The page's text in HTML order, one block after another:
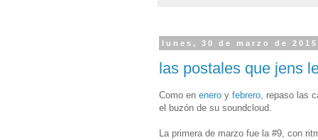
lunes, 30 de marzo de 2015
las postales que jens
Como en enero y febrero , repaso las
el buzón de su soundcloud.
La primera de marzo fue la #9, con